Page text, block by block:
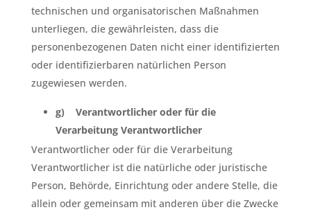
technischen und organisatorischen Maßnahmen
unterliegen, die gewährleisten, dass die
personenbezogenen Daten nicht einer identifizierten
oder identifizierbaren natürlichen Person
zugewiesen werden.
g) Verantwortlicher oder für die
Verarbeitung Verantwortlicher
Verantwortlicher oder für die Verarbeitung
Verantwortlicher ist die natürliche oder juristische
Person, Behörde, Einrichtung oder andere Stelle, die
allein oder gemeinsam mit anderen über die Zwecke